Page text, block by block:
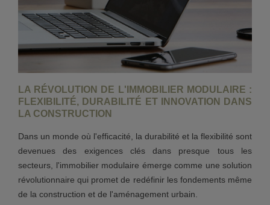
LA RÉVOLUTION DE L'IMMOBILIER MODULAIRE :
FLEXIBILITÉ, DURABILITÉ ET INNOVATION DANS
LA CONSTRUCTION
Dans un monde où l'efficacité, la durabilité et la flexibilité sont
devenues des exigences clés dans presque tous les
secteurs, l'immobilier modulaire émerge comme une solution
révolutionnaire qui promet de redéfinir les fondements même
de la construction et de l'aménagement urbain.